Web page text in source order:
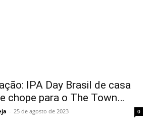
IPA Day Brasil de casa
chope para o The Town…
- 25 de agosto de 2023 0